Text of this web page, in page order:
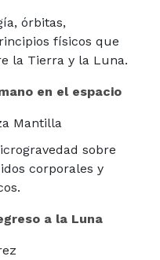
órbitas,
físicos que
la Tierra y la Luna.
en el espacio
Mantilla
sobre
corporales y
a la Luna